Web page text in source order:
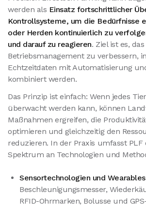
werden als Einsatz fortschrittlicher
Kontrollsysteme, um die Bedürfnisse
oder Herden kontinuierlich zu
und darauf zu reagieren. Ziel ist es, das
Betriebsmanagement zu verbessern,
Echtzeitdaten mit Automatisierung
kombiniert werden.
Das Prinzip ist einfach: Wenn jedes
überwacht werden kann, können
Maßnahmen ergreifen, die
optimieren und gleichzeitig den
reduzieren. In der Praxis umfasst PLF
Spektrum an Technologien und
Sensortechnologien und Wearables
Beschleunigungsmesser,
RFID-Ohrmarken, Bolusse und